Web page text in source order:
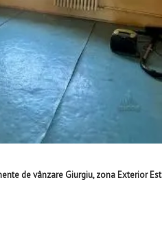
de vânzare Giurgiu, zona Exterior Est